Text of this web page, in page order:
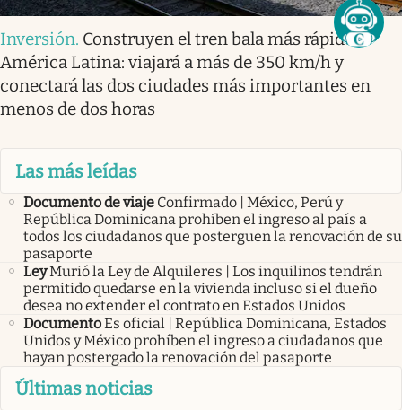
Inversión. Construyen el tren bala más rápido
América Latina: viajará a más de 350 km/h y
conectará las dos ciudades más importantes en
menos de dos horas
Las más leídas
Documento de viaje Confirmado | México, Perú y
República Dominicana prohíben el ingreso al país a
todos los ciudadanos que posterguen la renovación de su
pasaporte
LeyMurió la Ley de Alquileres | Los inquilinos tendrán
permitido quedarse en la vivienda incluso si el dueño
desea no extender el contrato en Estados Unidos
DocumentoEs oficial | República Dominicana, Estados
Unidos y México prohíben el ingreso a ciudadanos que
hayan postergado la renovación del pasaporte
Últimas noticias